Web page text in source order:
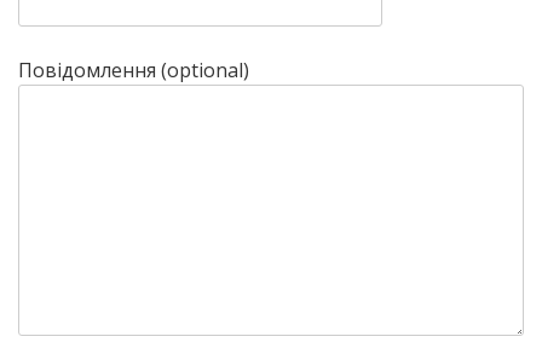
Повідомлення (optional)